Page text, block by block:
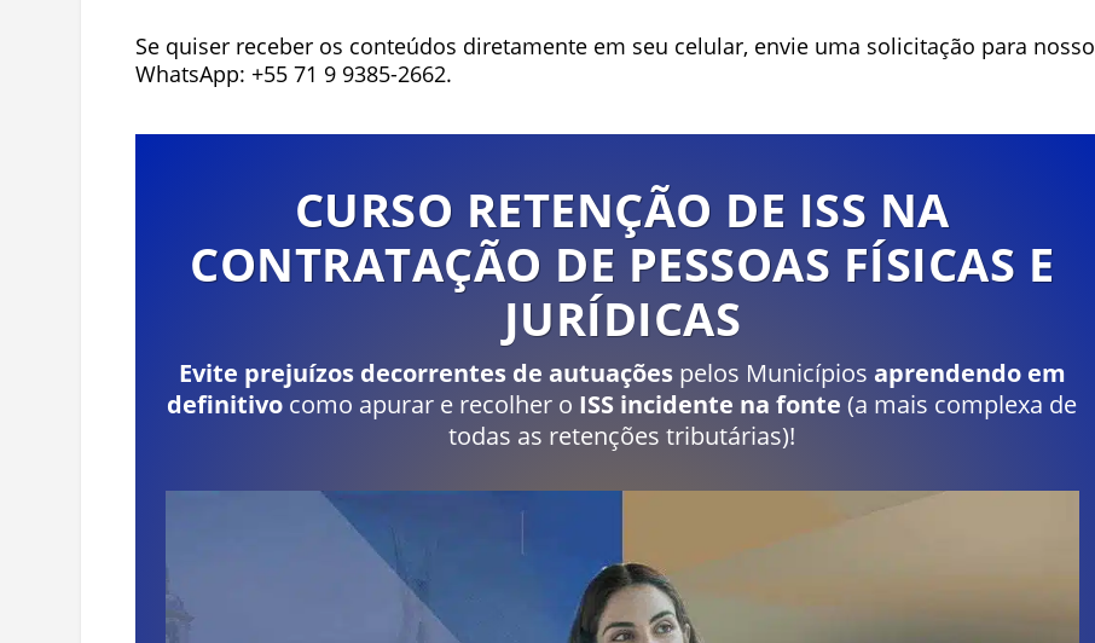
Se quiser receber os conteúdos diretamente em seu celular, envie uma solicitação para nosso
WhatsApp: +55 71 9 9385-2662.
CURSO RETENÇÃO DE ISS NA
CONTRATAÇÃO DE PESSOAS FÍSICAS E
JURÍDICAS
Evite prejuízos decorrentes de autuaçõespelos Municípios aprendendo em
definitivo como apurar e recolher o ISS incidente na fonte (a mais complexa de
todas as retenções tributárias)!